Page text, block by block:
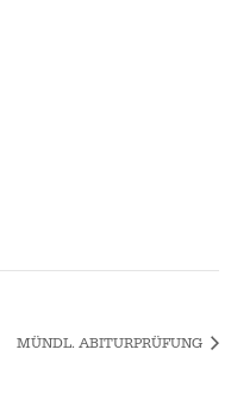
MÜNDL. ABITURPRÜFUNG